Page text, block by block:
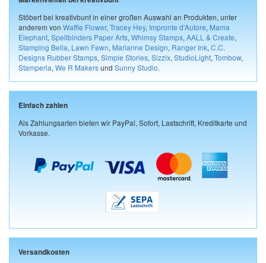
Stöbert bei kreativbunt in einer großen Auswahl an Produkten, unter
anderem von Waffle Flower, Tracey Hey, Impronte d'Autore, Mama
Elephant, Spellbinders Paper Arts, Whimsy Stamps, AALL & Create,
Stamping Bella, Lawn Fawn, Marianne Design, Ranger Ink, C.C.
Designs Rubber Stamps, Simple Stories, Sizzix, StudioLight, Tombow,
Stamperia, We R Makersund Sunny Studio.
Einfach zahlen
Als Zahlungsarten bieten wir PayPal, Sofort, Lastschrift, Kreditkarte und
Vorkasse.
Versandkosten